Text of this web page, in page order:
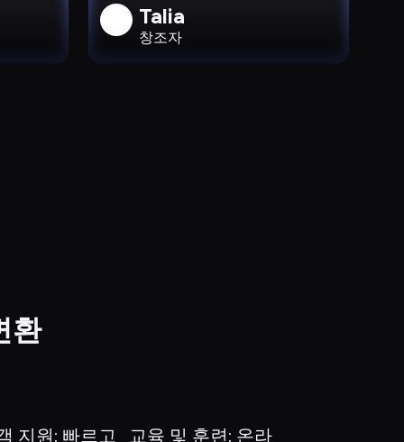
Talia
창조자
환
지원: 빠르고
교육 및 훈련: 온라